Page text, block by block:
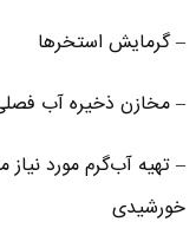
– گرمایش استخرها
– مخازن ذخیره آب
– تهیه آب‌گرم مورد
خورشیدی